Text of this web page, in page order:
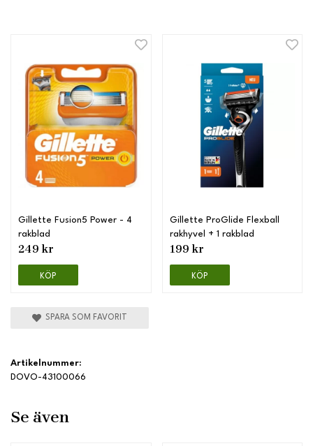
Gillette Fusion5 Power - 4
rakblad
249 kr
KÖP
Gillette ProGlide Flexball
rakhyvel + 1 rakblad
199 kr
KÖP
SPARA SOM FAVORIT
Artikelnummer:
DOVO-43100066
Se även